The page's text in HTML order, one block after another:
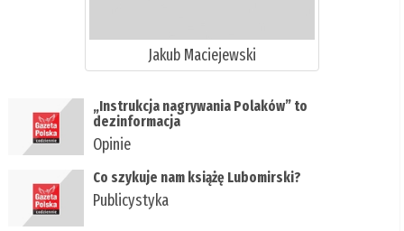
Jakub Maciejewski
„Instrukcja nagrywania Polaków” to
dezinformacja
Opinie
Co szykuje nam książę Lubomirski?
Publicystyka